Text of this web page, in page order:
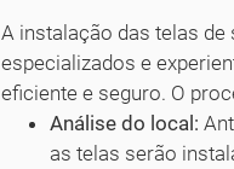
A instalação das telas
especializados e
eficiente e seguro. O
Análise do local:
as telas serão